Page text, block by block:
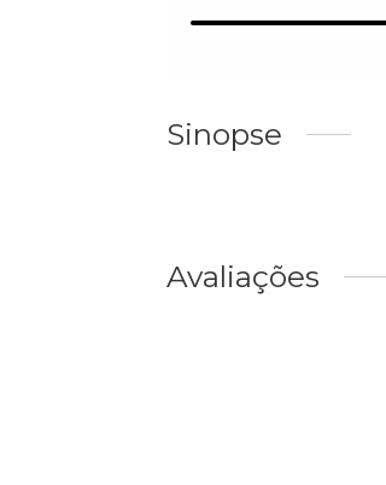
Sinopse
Avaliações